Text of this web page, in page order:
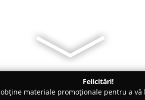
Felicitări!
materiale promoționale pentru a vă